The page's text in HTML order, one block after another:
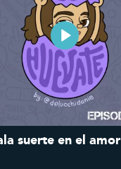
suerte en el amor